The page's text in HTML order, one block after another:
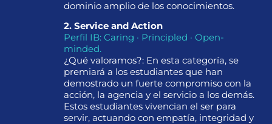
dominio amplio de los conocimientos.
2. Service and Action
Perfil IB: Caring · Principled · Open-
minded.
¿Qué valoramos?: En esta categoría, se
premiará a los estudiantes que han
demostrado un fuerte compromiso con la
acción, la agencia y el servicio a los demás.
Estos estudiantes vivencian el ser para
servir, actuando con empatía, integridad y